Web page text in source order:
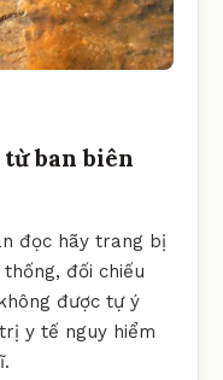
ban biên
đọc hãy trang bị
đối chiếu
được tự ý
y tế nguy hiểm